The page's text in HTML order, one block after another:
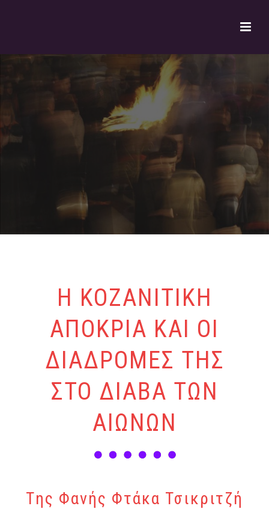
Η ΚΟΖΑΝΙΤΙΚΗ
ΑΠΟΚΡΙΑ ΚΑΙ ΟΙ
ΔΙΑΔΡΟΜΕΣ ΤΗΣ
ΣΤΟ ΔΙΑΒΑ ΤΩΝ
ΑΙΩΝΩΝ
Tης Φανής Φτάκα Τσικριτζή